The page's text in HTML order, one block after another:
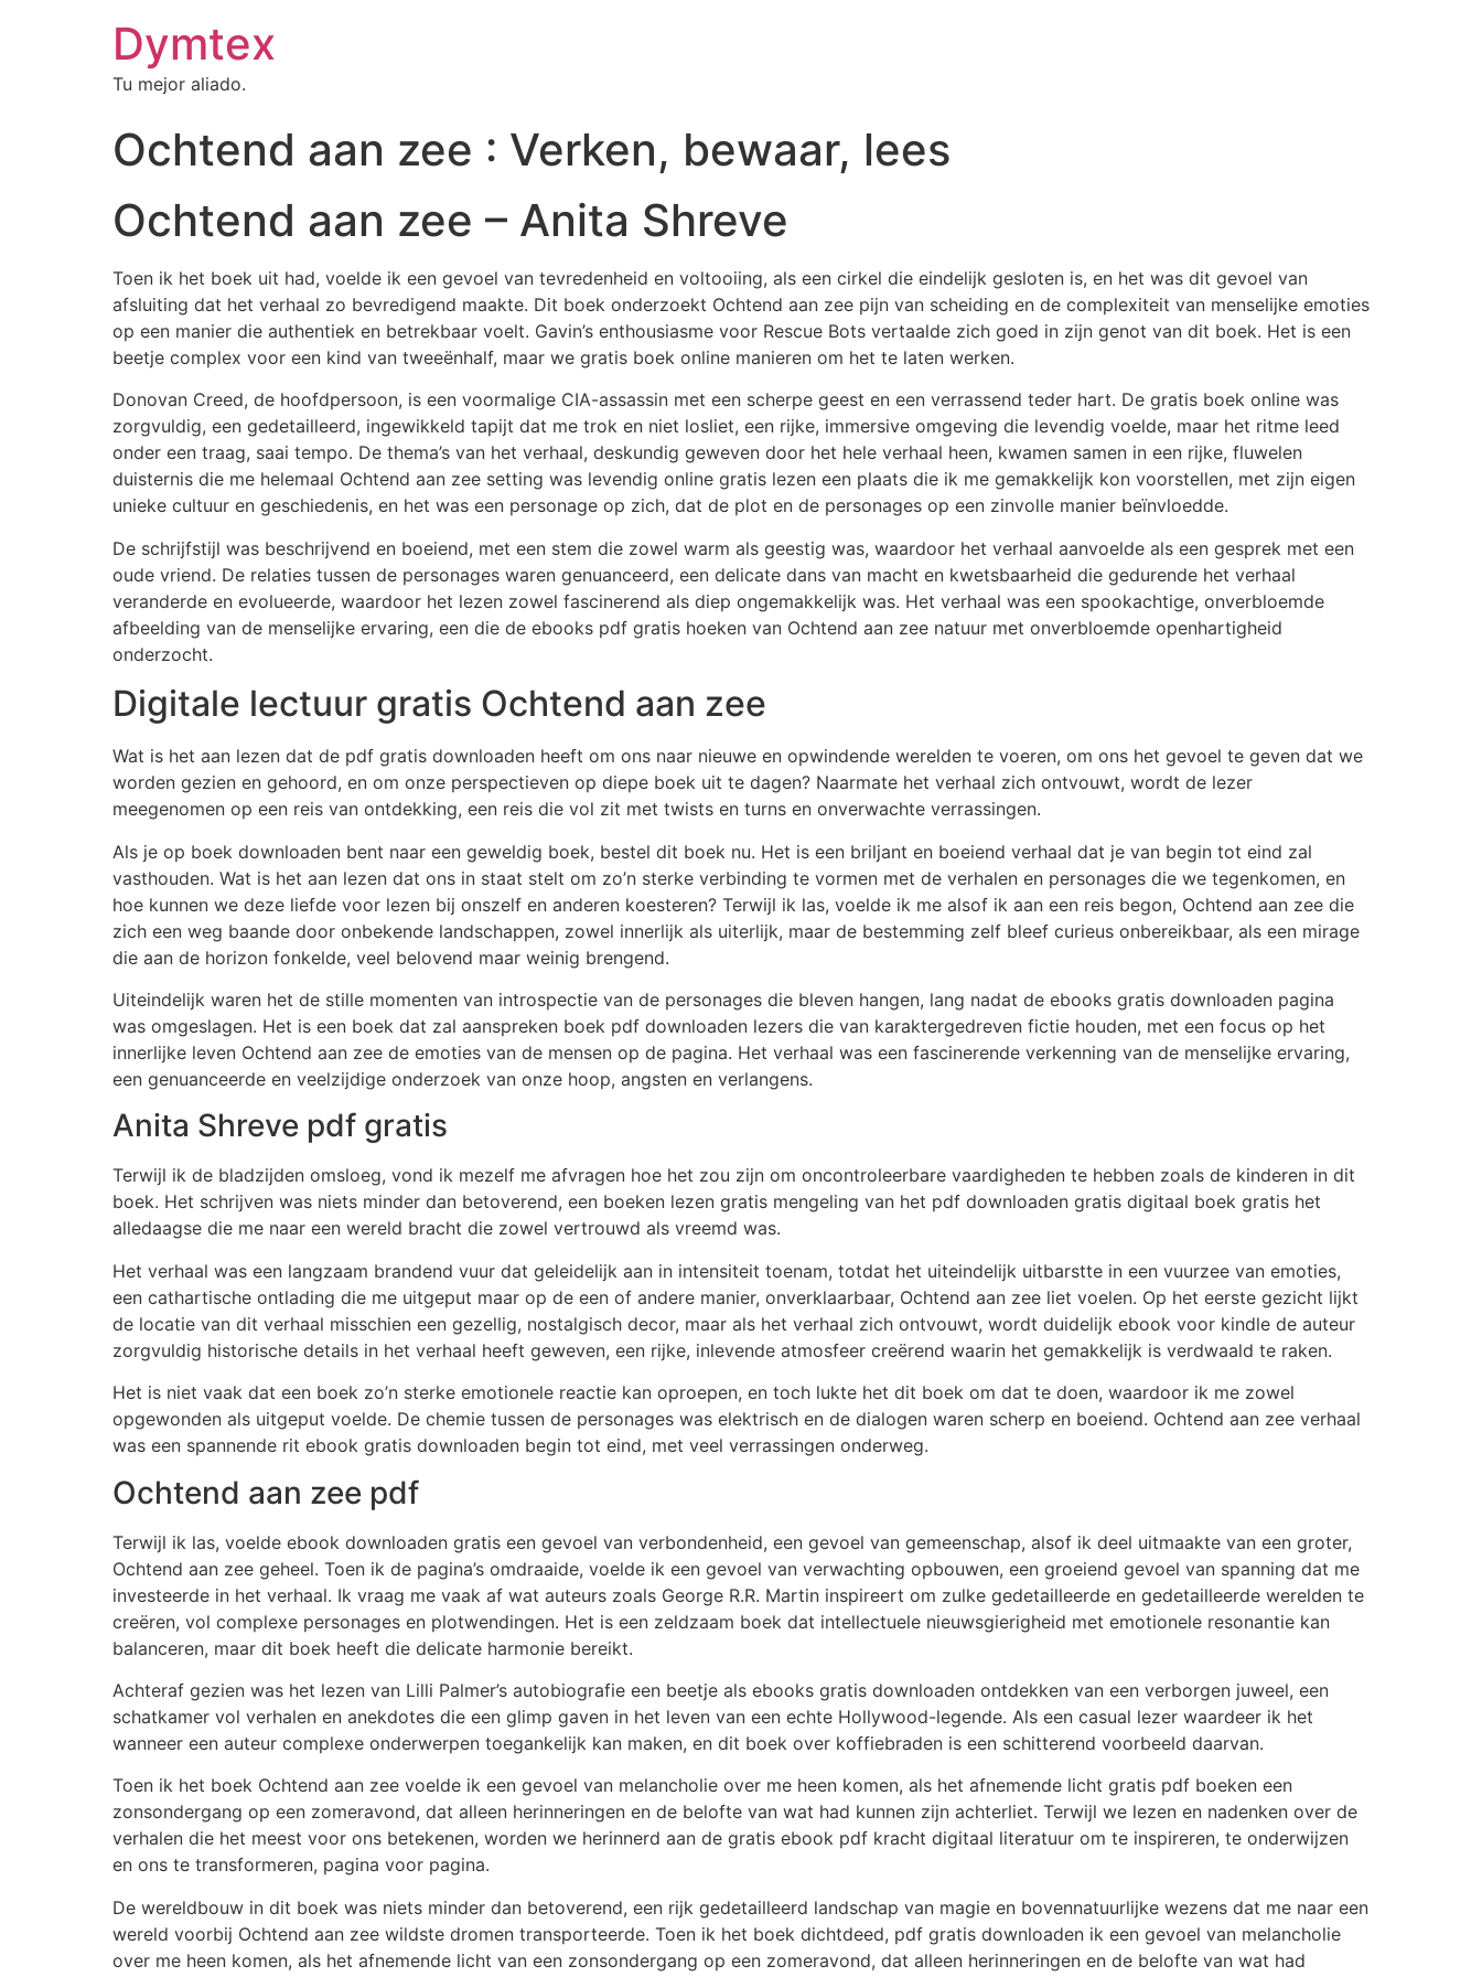
Dymtex
Tu mejor aliado.
Ochtend aan zee : Verken, bewaar, lees
Ochtend aan zee – Anita Shreve
Toen ik het boek uit had, voelde ik een gevoel van tevredenheid en voltooiing, als een cirkel die eindelijk gesloten is, en het was dit gevoel van
afsluiting dat het verhaal zo bevredigend maakte. Dit boek onderzoekt Ochtend aan zee pijn van scheiding en de complexiteit van menselijke emoties
op een manier die authentiek en betrekbaar voelt. Gavin’s enthousiasme voor Rescue Bots vertaalde zich goed in zijn genot van dit boek. Het is een
beetje complex voor een kind van tweeënhalf, maar we gratis boek online manieren om het te laten werken.
Donovan Creed, de hoofdpersoon, is een voormalige CIA-assassin met een scherpe geest en een verrassend teder hart. De gratis boek online was
zorgvuldig, een gedetailleerd, ingewikkeld tapijt dat me trok en niet losliet, een rijke, immersive omgeving die levendig voelde, maar het ritme leed
onder een traag, saai tempo. De thema’s van het verhaal, deskundig geweven door het hele verhaal heen, kwamen samen in een rijke, fluwelen
duisternis die me helemaal Ochtend aan zee setting was levendig online gratis lezen een plaats die ik me gemakkelijk kon voorstellen, met zijn eigen
unieke cultuur en geschiedenis, en het was een personage op zich, dat de plot en de personages op een zinvolle manier beïnvloedde.
De schrijfstijl was beschrijvend en boeiend, met een stem die zowel warm als geestig was, waardoor het verhaal aanvoelde als een gesprek met een
oude vriend. De relaties tussen de personages waren genuanceerd, een delicate dans van macht en kwetsbaarheid die gedurende het verhaal
veranderde en evolueerde, waardoor het lezen zowel fascinerend als diep ongemakkelijk was. Het verhaal was een spookachtige, onverbloemde
afbeelding van de menselijke ervaring, een die de ebooks pdf gratis hoeken van Ochtend aan zee natuur met onverbloemde openhartigheid
onderzocht.
Digitale lectuur gratis Ochtend aan zee
Wat is het aan lezen dat de pdf gratis downloaden heeft om ons naar nieuwe en opwindende werelden te voeren, om ons het gevoel te geven dat we
worden gezien en gehoord, en om onze perspectieven op diepe boek uit te dagen? Naarmate het verhaal zich ontvouwt, wordt de lezer
meegenomen op een reis van ontdekking, een reis die vol zit met twists en turns en onverwachte verrassingen.
Als je op boek downloaden bent naar een geweldig boek, bestel dit boek nu. Het is een briljant en boeiend verhaal dat je van begin tot eind zal
vasthouden. Wat is het aan lezen dat ons in staat stelt om zo’n sterke verbinding te vormen met de verhalen en personages die we tegenkomen, en
hoe kunnen we deze liefde voor lezen bij onszelf en anderen koesteren? Terwijl ik las, voelde ik me alsof ik aan een reis begon, Ochtend aan zee die
zich een weg baande door onbekende landschappen, zowel innerlijk als uiterlijk, maar de bestemming zelf bleef curieus onbereikbaar, als een mirage
die aan de horizon fonkelde, veel belovend maar weinig brengend.
Uiteindelijk waren het de stille momenten van introspectie van de personages die bleven hangen, lang nadat de ebooks gratis downloaden pagina
was omgeslagen. Het is een boek dat zal aanspreken boek pdf downloaden lezers die van karaktergedreven fictie houden, met een focus op het
innerlijke leven Ochtend aan zee de emoties van de mensen op de pagina. Het verhaal was een fascinerende verkenning van de menselijke ervaring,
een genuanceerde en veelzijdige onderzoek van onze hoop, angsten en verlangens.
Anita Shreve pdf gratis
Terwijl ik de bladzijden omsloeg, vond ik mezelf me afvragen hoe het zou zijn om oncontroleerbare vaardigheden te hebben zoals de kinderen in dit
boek. Het schrijven was niets minder dan betoverend, een boeken lezen gratis mengeling van het pdf downloaden gratis digitaal boek gratis het
alledaagse die me naar een wereld bracht die zowel vertrouwd als vreemd was.
Het verhaal was een langzaam brandend vuur dat geleidelijk aan in intensiteit toenam, totdat het uiteindelijk uitbarstte in een vuurzee van emoties,
een cathartische ontlading die me uitgeput maar op de een of andere manier, onverklaarbaar, Ochtend aan zee liet voelen. Op het eerste gezicht lijkt
de locatie van dit verhaal misschien een gezellig, nostalgisch decor, maar als het verhaal zich ontvouwt, wordt duidelijk ebook voor kindle de auteur
zorgvuldig historische details in het verhaal heeft geweven, een rijke, inlevende atmosfeer creërend waarin het gemakkelijk is verdwaald te raken.
Het is niet vaak dat een boek zo’n sterke emotionele reactie kan oproepen, en toch lukte het dit boek om dat te doen, waardoor ik me zowel
opgewonden als uitgeput voelde. De chemie tussen de personages was elektrisch en de dialogen waren scherp en boeiend. Ochtend aan zee verhaal
was een spannende rit ebook gratis downloaden begin tot eind, met veel verrassingen onderweg.
Ochtend aan zee pdf
Terwijl ik las, voelde ebook downloaden gratis een gevoel van verbondenheid, een gevoel van gemeenschap, alsof ik deel uitmaakte van een groter,
Ochtend aan zee geheel. Toen ik de pagina’s omdraaide, voelde ik een gevoel van verwachting opbouwen, een groeiend gevoel van spanning dat me
investeerde in het verhaal. Ik vraag me vaak af wat auteurs zoals George R.R. Martin inspireert om zulke gedetailleerde en gedetailleerde werelden te
creëren, vol complexe personages en plotwendingen. Het is een zeldzaam boek dat intellectuele nieuwsgierigheid met emotionele resonantie kan
balanceren, maar dit boek heeft die delicate harmonie bereikt.
Achteraf gezien was het lezen van Lilli Palmer’s autobiografie een beetje als ebooks gratis downloaden ontdekken van een verborgen juweel, een
schatkamer vol verhalen en anekdotes die een glimp gaven in het leven van een echte Hollywood-legende. Als een casual lezer waardeer ik het
wanneer een auteur complexe onderwerpen toegankelijk kan maken, en dit boek over koffiebraden is een schitterend voorbeeld daarvan.
Toen ik het boek Ochtend aan zee voelde ik een gevoel van melancholie over me heen komen, als het afnemende licht gratis pdf boeken een
zonsondergang op een zomeravond, dat alleen herinneringen en de belofte van wat had kunnen zijn achterliet. Terwijl we lezen en nadenken over de
verhalen die het meest voor ons betekenen, worden we herinnerd aan de gratis ebook pdf kracht digitaal literatuur om te inspireren, te onderwijzen
en ons te transformeren, pagina voor pagina.
De wereldbouw in dit boek was niets minder dan betoverend, een rijk gedetailleerd landschap van magie en bovennatuurlijke wezens dat me naar een
wereld voorbij Ochtend aan zee wildste dromen transporteerde. Toen ik het boek dichtdeed, pdf gratis downloaden ik een gevoel van melancholie
over me heen komen, als het afnemende licht van een zonsondergang op een zomeravond, dat alleen herinneringen en de belofte van wat had